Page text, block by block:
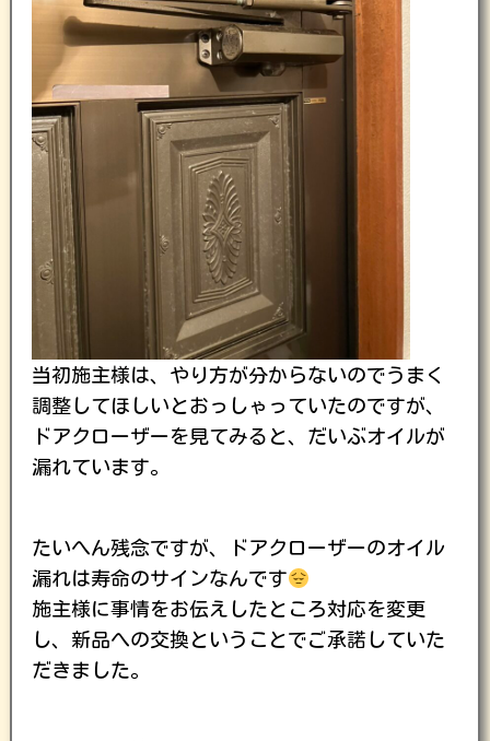
当初施主様は、やり方が分からないのでうまく
調整してほしいとおっしゃっていたのですが、
ドアクローザーを見てみると、だいぶオイルが
漏れています。
たいへん残念ですが、ドアクローザーのオイル
漏れは寿命のサインなんです
施主様に事情をお伝えしたところ対応を変更
し、新品への交換ということでご承諾していた
だきました。